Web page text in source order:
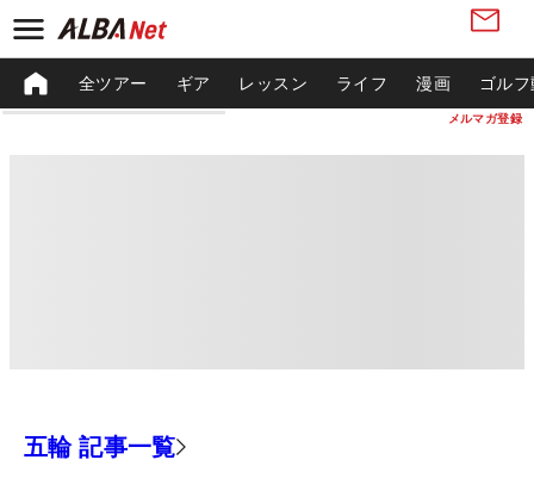
メルマガ登録
全ツアー ギア レッスン ライフ 漫画 ゴル
五輪 記事一覧